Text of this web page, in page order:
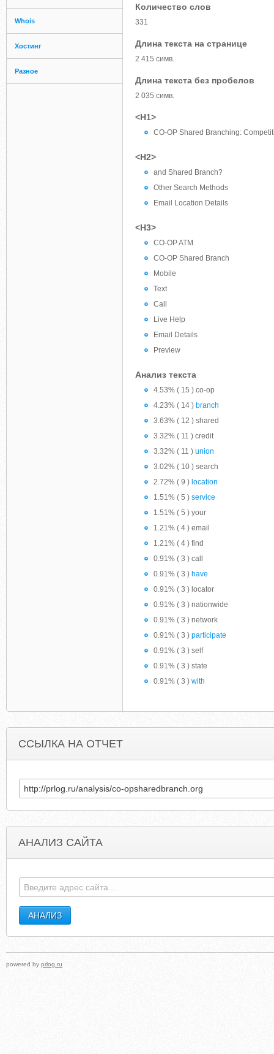
Whois
Хостинг
Разное
Количество слов
331
Длина текста на странице
2 415 симв.
Длина текста без пробелов
2 035 симв.
<H1>
CO-OP Shared Branching:
<H2>
and Shared Branch?
Other Search Methods
Email Location Details
<H3>
CO-OP ATM
CO-OP Shared Branch
Mobile
Text
Call
Live Help
Email Details
Preview
Анализ текста
4.53% ( 15 ) co-op
4.23% ( 14 ) branch
3.63% ( 12 ) shared
3.32% ( 11 ) credit
3.32% ( 11 ) union
3.02% ( 10 ) search
2.72% ( 9 ) location
1.51% ( 5 ) service
1.51% ( 5 ) your
1.21% ( 4 ) email
1.21% ( 4 ) find
0.91% ( 3 ) call
0.91% ( 3 ) have
0.91% ( 3 ) locator
0.91% ( 3 ) nationwide
0.91% ( 3 ) network
0.91% ( 3 ) participate
0.91% ( 3 ) self
0.91% ( 3 ) state
0.91% ( 3 ) with
ССЫЛКА НА ОТЧЕТ
АНАЛИЗ САЙТА
powered by prlog.ru